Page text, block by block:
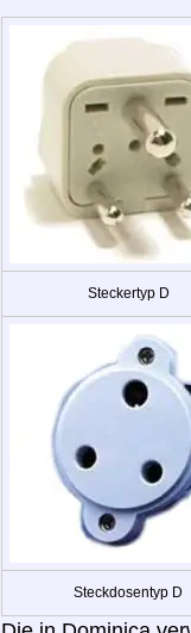
Steckertyp D
Steckdosentyp D